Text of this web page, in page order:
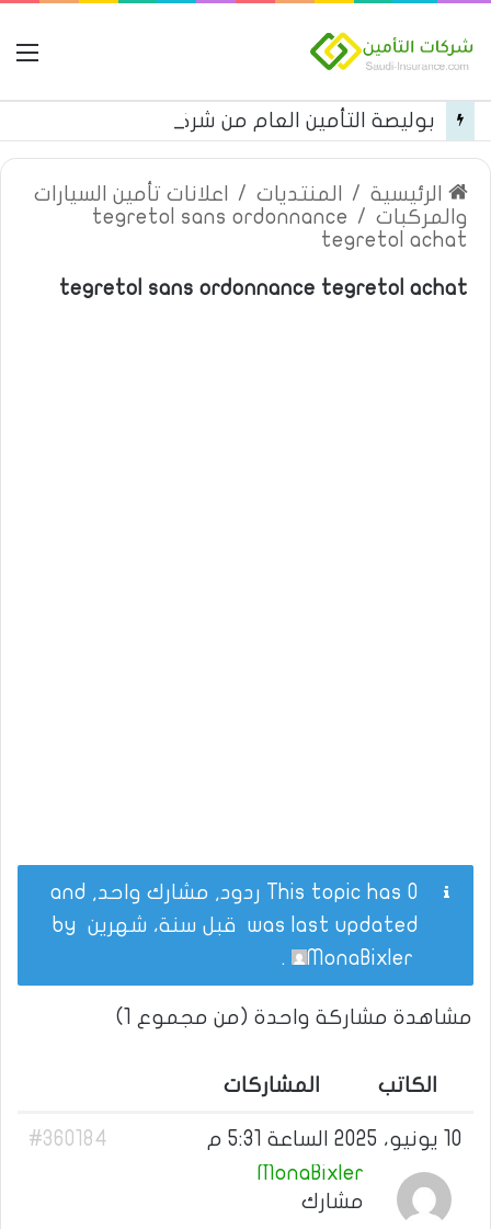
الرئيسية / المنتديات /
اعلانات تأمين السيارات
والمركبات /
tegretol sans ordonnance
tegretol achat
tegretol sans ordonnance tegretol achat
This topic has 0 ردود, مشارك واحد, and
was last updated قبل سنة، شهرين
MonaBixler
.
مشاهدة مشاركة واحدة (من مجموع 1)
الكاتب المشاركات
10 يونيو، 2025 الساعة 5:31 م
#360184
MonaBixler
مشارك